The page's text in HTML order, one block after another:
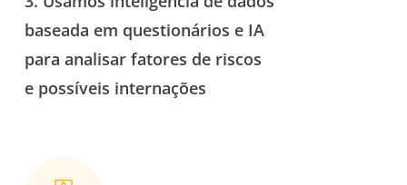
baseada em questionários e IA
para analisar fatores de riscos
e possíveis internações